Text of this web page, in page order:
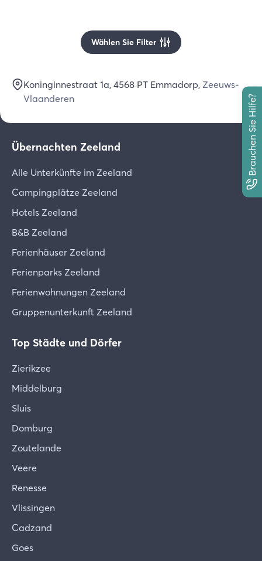
Brauchen Sie Hilfe?
Wählen Sie Filter
Koninginnestraat 1a, 4568 PT Emmadorp, Zeeuws-
Vlaanderen
Übernachten Zeeland
Alle Unterkünfte im Zeeland
Campingplätze Zeeland
Hotels Zeeland
B&B Zeeland
Ferienhäuser Zeeland
Ferienparks Zeeland
Ferienwohnungen Zeeland
Gruppenunterkunft Zeeland
Top Städte und Dörfer
Zierikzee
Middelburg
Sluis
Domburg
Zoutelande
Veere
Renesse
Vlissingen
Cadzand
Goes